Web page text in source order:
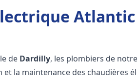
de Dardilly, les plombiers de
et la maintenance des chaudières